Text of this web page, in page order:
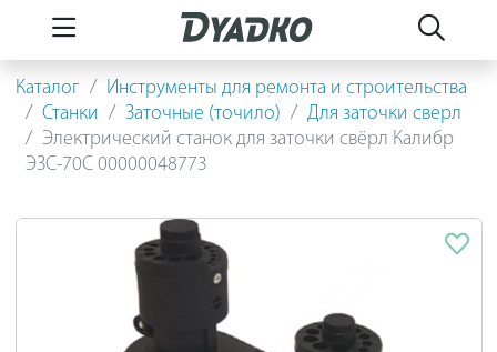
Каталог
Инструменты для ремонта и строительства
Станки
Заточные (точило)
Для заточки сверл
Электрический станок для заточки свёрл Калибр
ЭЗС-70C 00000048773